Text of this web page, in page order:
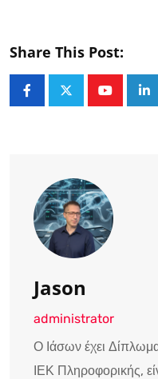
Share This Post:
Youtube
Jason
administrator
Ο Ιάσων έχει
ΙΕΚ Πληροφορικής,